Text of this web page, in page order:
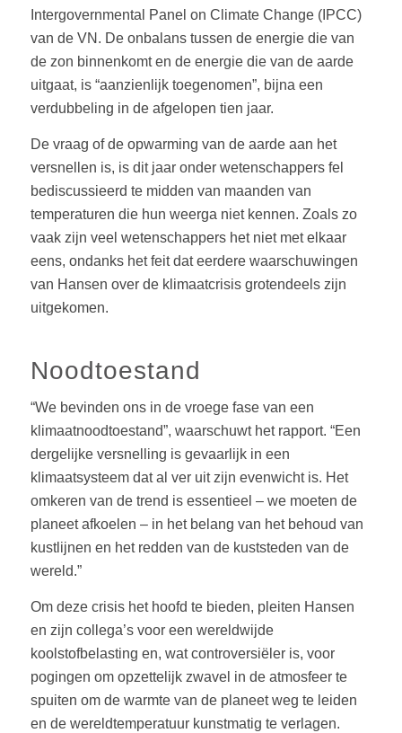
Intergovernmental Panel on Climate Change (IPCC)
van de VN. De onbalans tussen de energie die van
de zon binnenkomt en de energie die van de aarde
uitgaat, is “aanzienlijk toegenomen”, bijna een
verdubbeling in de afgelopen tien jaar.
De vraag of de opwarming van de aarde aan het
versnellen is, is dit jaar onder wetenschappers fel
bediscussieerd te midden van maanden van
temperaturen die hun weerga niet kennen. Zoals zo
vaak zijn veel wetenschappers het niet met elkaar
eens, ondanks het feit dat eerdere waarschuwingen
van Hansen over de klimaatcrisis grotendeels zijn
uitgekomen.
Noodtoestand
“We bevinden ons in de vroege fase van een
klimaatnoodtoestand”, waarschuwt het rapport. “Een
dergelijke versnelling is gevaarlijk in een
klimaatsysteem dat al ver uit zijn evenwicht is. Het
omkeren van de trend is essentieel – we moeten de
planeet afkoelen – in het belang van het behoud van
kustlijnen en het redden van de kuststeden van de
wereld.”
Om deze crisis het hoofd te bieden, pleiten Hansen
en zijn collega’s voor een wereldwijde
koolstofbelasting en, wat controversiëler is, voor
pogingen om opzettelijk zwavel in de atmosfeer te
spuiten om de warmte van de planeet weg te leiden
en de wereldtemperatuur kunstmatig te verlagen.